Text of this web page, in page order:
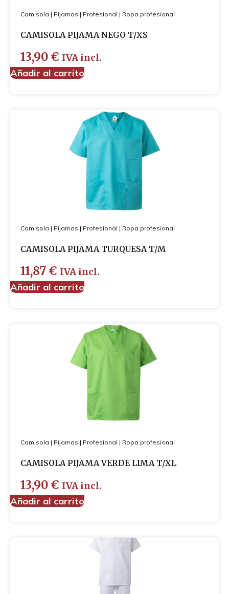
Camisola | Pijamas | Profesional | Ropa profesional
CAMISOLA PIJAMA NEGO T/XS
13,90 € IVA incl.
Añadir al carrito
Camisola | Pijamas | Profesional | Ropa profesional
CAMISOLA PIJAMA TURQUESA T/M
11,87 € IVA incl.
Añadir al carrito
Camisola | Pijamas | Profesional | Ropa profesional
CAMISOLA PIJAMA VERDE LIMA T/XL
13,90 € IVA incl.
Añadir al carrito